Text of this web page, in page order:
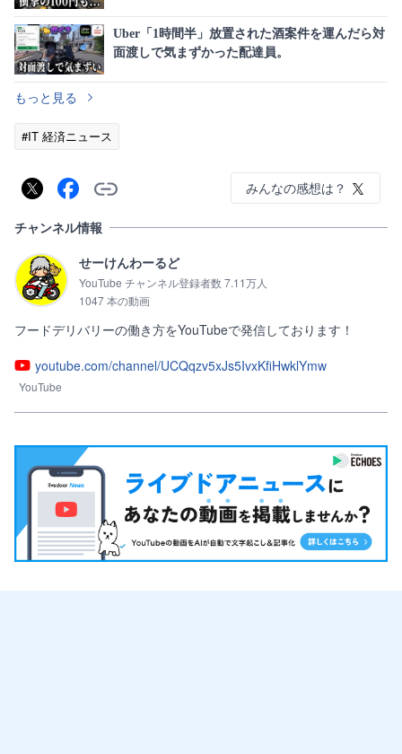
Uber「1時間半」放置された酒案件を運んだら対
面渡しで気まずかった配達員。
もっと見る
#IT 経済ニュース
みんなの感想は？
チャンネル情報
せーけんわーるど
YouTube チャンネル登録者数 7.11万人
1047 本の動画
youtube.com/channel/UCQqzv5xJs5IvxKfiHwklYmw
YouTube